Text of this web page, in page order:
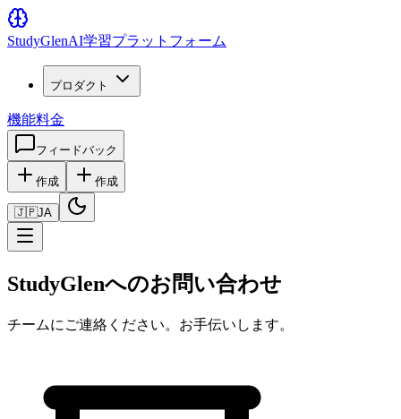
StudyGlenAI学習プラットフォーム
プロダクト
機能料金
フィードバック
作成 作成
🇯🇵JA
StudyGlenへのお問い合わせ
チームにご連絡ください。お手伝いします。